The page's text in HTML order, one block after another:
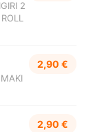
2
2,90 €
2,90 €